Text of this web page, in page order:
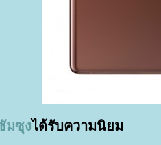
ซุงได้รับความนิยม